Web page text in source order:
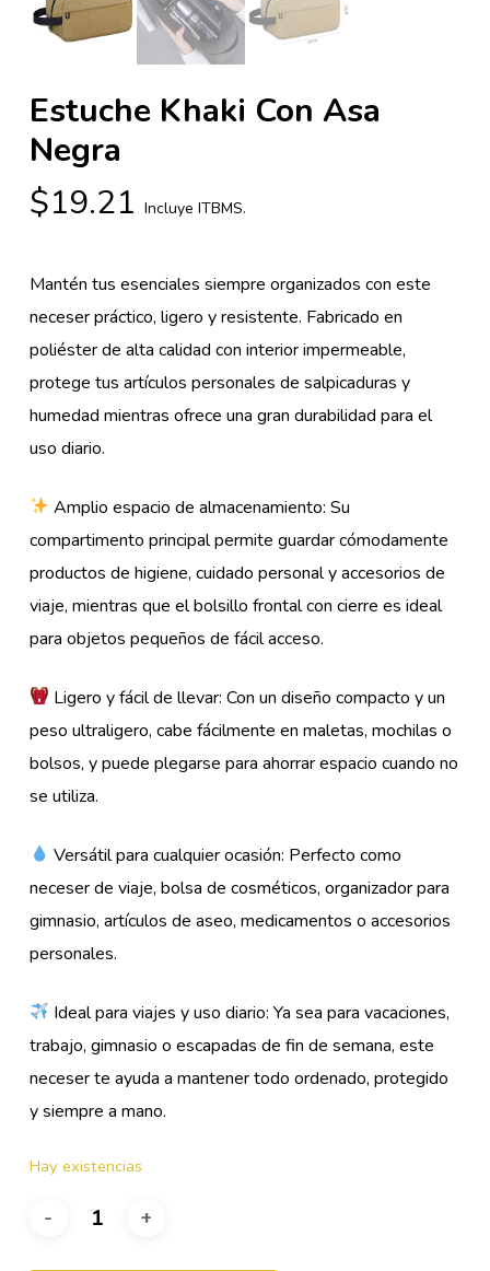
Estuche Khaki Con Asa
Negra
$19.21 Incluye ITBMS.
Mantén tus esenciales siempre organizados con este
neceser práctico, ligero y resistente. Fabricado en
poliéster de alta calidad con interior impermeable,
protege tus artículos personales de salpicaduras y
humedad mientras ofrece una gran durabilidad para el
uso diario.
Amplio espacio de almacenamiento: Su
compartimento principal permite guardar cómodamente
productos de higiene, cuidado personal y accesorios de
viaje, mientras que el bolsillo frontal con cierre es ideal
para objetos pequeños de fácil acceso.
Ligero y fácil de llevar: Con un diseño compacto y un
peso ultraligero, cabe fácilmente en maletas, mochilas o
bolsos, y puede plegarse para ahorrar espacio cuando no
se utiliza.
Versátil para cualquier ocasión: Perfecto como
neceser de viaje, bolsa de cosméticos, organizador para
gimnasio, artículos de aseo, medicamentos o accesorios
personales.
Ideal para viajes y uso diario: Ya sea para vacaciones,
trabajo, gimnasio o escapadas de fin de semana, este
neceser te ayuda a mantener todo ordenado, protegido
y siempre a mano.
Hay existencias